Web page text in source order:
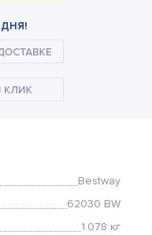
и коптильни
Bestway
62030 BW
1.078 кг
ДНЯ!